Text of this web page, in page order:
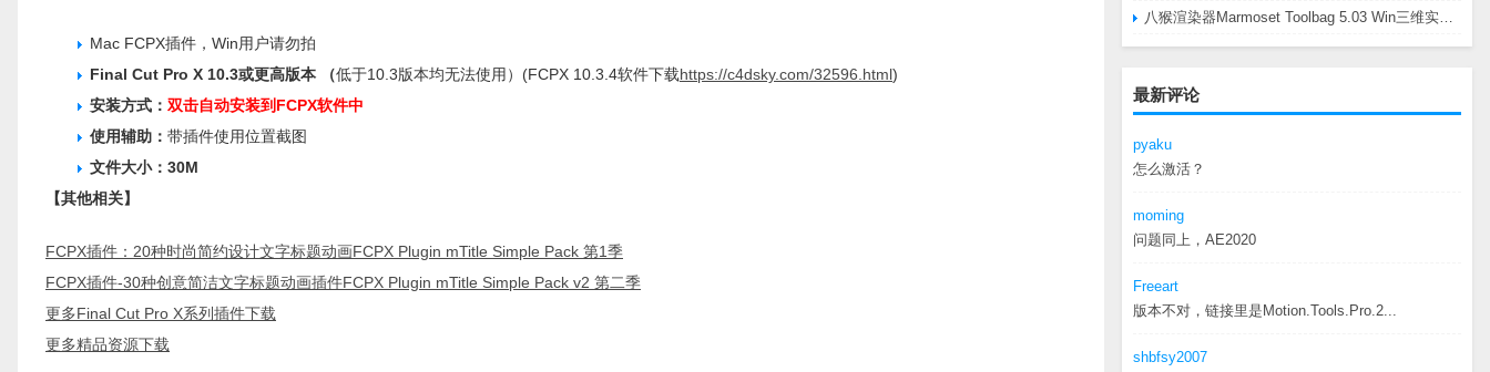
最新评论
pyaku
怎么激活？
moming
问题同上，AE2020
Freeart
版本不对，链接里是Motion.Tools.Pro.2...
shbfsy2007
Mac FCPX插件，Win用户请勿拍
Final Cut Pro X 10.3或更高版本 （低于10.3版本均无法使用）(FCPX 10.3.4软件下载https://c4dsky.com/32596.html)
安装方式： 双击自动安装到FCPX软件中
使用辅助： 带插件使用位置截图
文件大小：30M
【其他相关】
FCPX插件：20种时尚简约设计文字标题动画FCPX Plugin mTitle Simple Pack 第1季
FCPX插件-30种创意简洁文字标题动画插件FCPX Plugin mTitle Simple Pack v2 第二季
更多Final Cut Pro X系列插件下载
更多精品资源下载